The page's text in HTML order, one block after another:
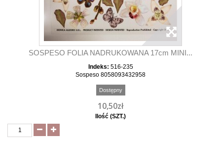
SOSPESO FOLIA NADRUKOWANA 17cm MINI...
Indeks: 516-235
Sospeso 8058093432958
Dostępny
10,50zł
Ilość (SZT.)